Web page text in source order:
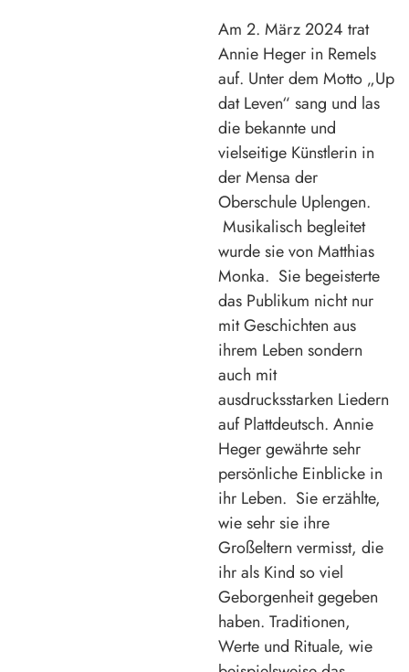
Am 2. März 2024 trat
Annie Heger in Remels
auf. Unter dem Motto „Up
dat Leven“ sang und las
die bekannte und
vielseitige Künstlerin in
der Mensa der
Oberschule Uplengen.
Musikalisch begleitet
wurde sie von Matthias
Monka. Sie begeisterte
das Publikum nicht nur
mit Geschichten aus
ihrem Leben sondern
auch mit
ausdrucksstarken Liedern
auf Plattdeutsch. Annie
Heger gewährte sehr
persönliche Einblicke in
ihr Leben. Sie erzählte,
wie sehr sie ihre
Großeltern vermisst, die
ihr als Kind so viel
Geborgenheit gegeben
haben. Traditionen,
Werte und Rituale, wie